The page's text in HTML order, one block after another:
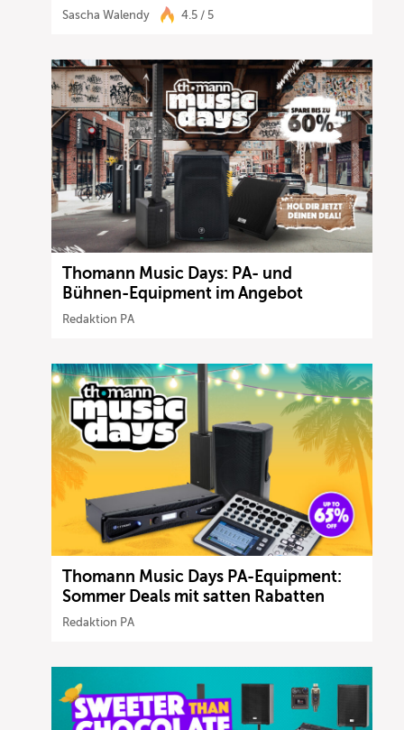
Sascha Walendy 4.5 / 5
Thomann Music Days: PA- und
Bühnen-Equipment im Angebot
Redaktion PA
Thomann Music Days PA-Equipment:
Sommer Deals mit satten Rabatten
Redaktion PA